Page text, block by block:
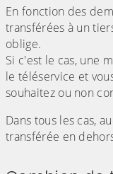
En fonction des
transférées à un
oblige.
Si c'est le cas, une
le téléservice et
souhaitez ou non
Dans tous les cas,
transférée en